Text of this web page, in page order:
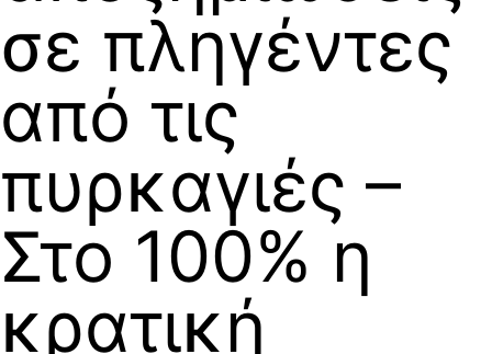
σε πληγέντες
από τις
πυρκαγιές –
Στο 100% η
κρατική